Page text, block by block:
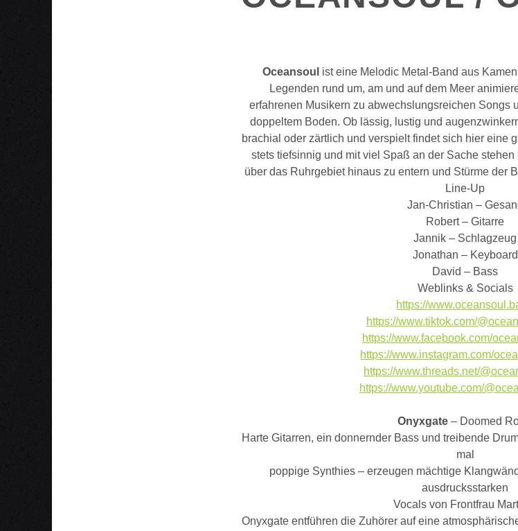
Oceansoul ist eine Melodic Metal-Band aus
Legenden rund um, am und auf dem Meer
erfahrenen Musikern zu abwechslungsreichen Songs
doppeltem Boden. Ob lässig, lustig und
brachial oder zärtlich und verspielt findet sich hier eine
stets tiefsinnig und mit viel Spaß an der Sache
über das Ruhrgebiet hinaus zu entern und Stürme der
Line-Up
Jan-Christian –
Robert – Gitarre
Jannik – Schlagzeug
Jonathan – Keyboard
David – Bass
Weblinks & Socials
https://
https://www.tiktok.com/
https://www.facebook.com/
https://www.instagram.com/
https://www.threads.net/
https://www.youtube.com/
Onyxgate – Doomed
Harte Gitarren, ein donnernder Bass und treibende
mal
poppige Synthies – erzeugen mächtige
ausdrucksstarken
Vocals von Frontfrau
Onyxgate entführen die Zuhörer auf eine